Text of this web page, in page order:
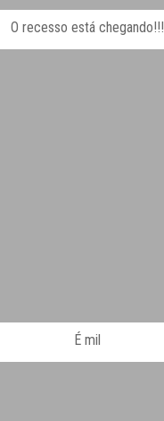
O recesso está chegando!!!
É mil